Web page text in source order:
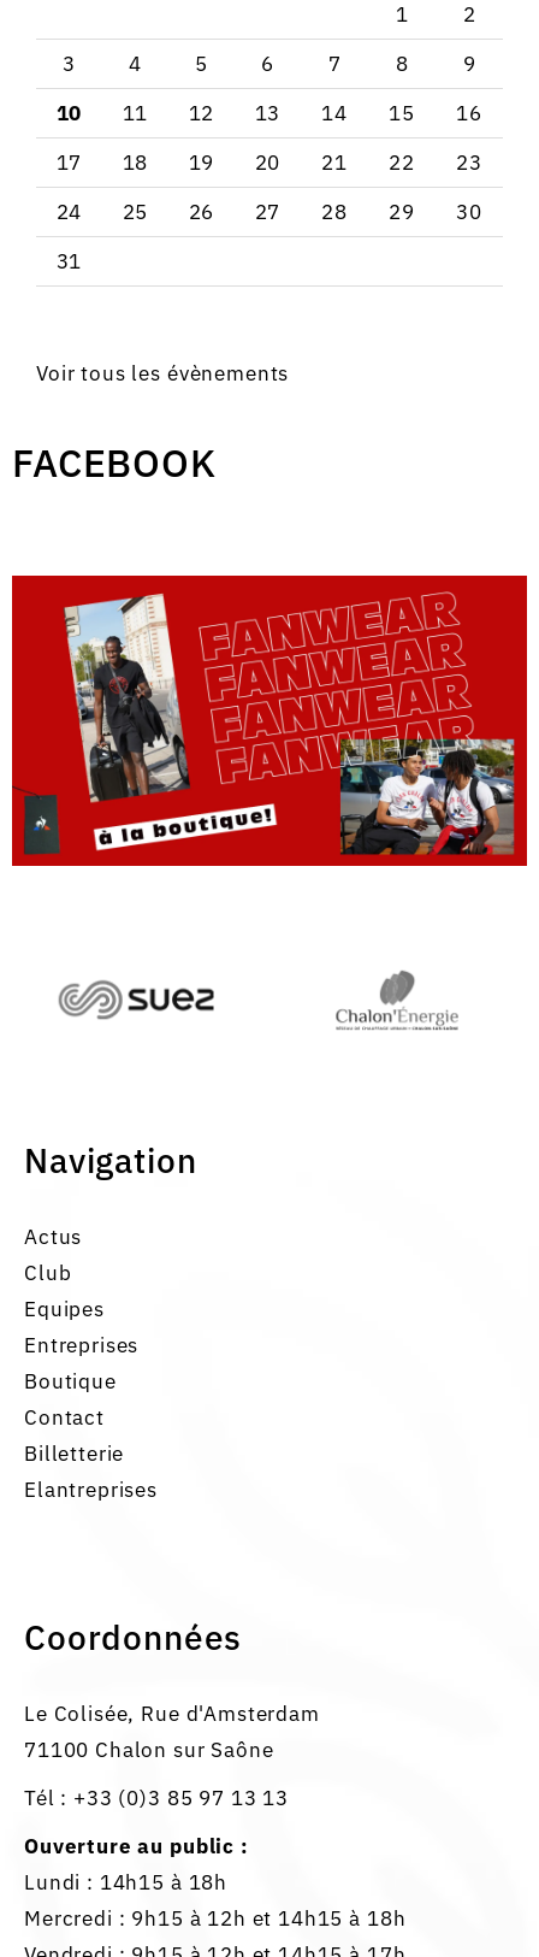
1
2
3
4 5 6 7 8
9
10
11 12 13 14 15
16
17
18 19 20 21 22
23
24
25 26 27 28 29
30
31
Voir tous les évènements
FACEBOOK
Navigation
Actus
Club
Equipes
Entreprises
Boutique
Contact
Billetterie
Elantreprises
Coordonnées
Le Colisée, Rue d'Amsterdam
71100 Chalon sur Saône
Tél : +33 (0)3 85 97 13 13
Ouverture au public :
Lundi : 14h15 à 18h
Mercredi : 9h15 à 12h et 14h15 à 18h